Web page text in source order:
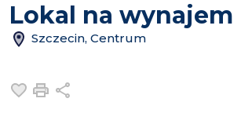
Lokal na wynajem
Szczecin, Centrum
Dodaj do ulubionych
Drukuj